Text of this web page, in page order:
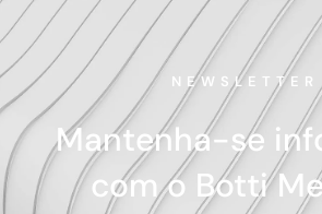
NEWSLETTER
Mantenha-se
com o Botti